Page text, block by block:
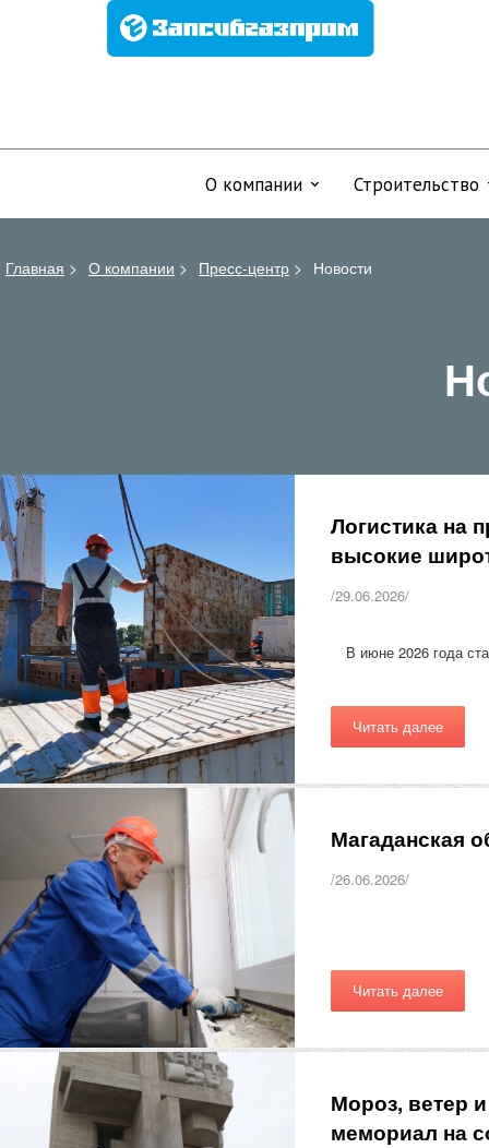
О компании Строительство
Главная > О компании > Пресс-центр > Новости
Логистика на
высокие
/29.06.2026/
В июне 2026 года
Читать далее
Магаданская
/26.06.2026/
Читать далее
Мороз, ветер
мемориал на